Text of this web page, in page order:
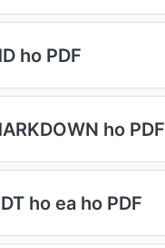
ho PDF
ho PDF
ho ea ho PDF